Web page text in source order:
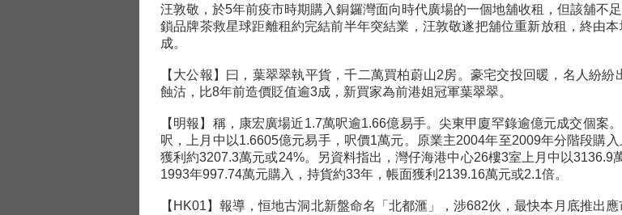
汪敦敬，於5年前疫市時期購入銅鑼灣面向時代廣場的一個地舖收租，但該舖不
鎖品牌茶救星球距離租約完結前半年突結業，汪敦敬遂把舖位重新放租，終由
成。
【大公報】曰，葉翠翠執平貨，千二萬買柏蔚山2房。豪宅交投回暖，名人紛
蝕沽，比8年前造價貶值逾3成，新買家為前港姐冠軍葉翠翠。
【明報】稱，康宏廣場近1.7萬呎逾1.66億易手。尖東甲廈罕錄逾億元成交個案
呎，上月中以1.6605億元易手，呎價1萬元。原業主2004年至2009年分階段購
獲利約3207.3萬元或24%。另資料指出，灣仔海港中心26樓3室上月中以
1993年997.74萬元購入，持貨約33年，帳面獲利2139.16萬元或2.1倍。
【HK01】報導，恒地古洞北新盤命名「北都滙」，涉682伙，最快本月底推出